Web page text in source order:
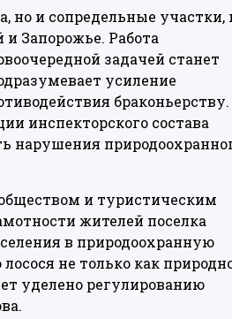
но и сопредельные участки,
Запорожье. Работа
задачей станет
усиление
браконьерству.
инспекторского состава
нарушения
и туристическим
жителей поселка
в природоохранную
не только как
уделено регулированию